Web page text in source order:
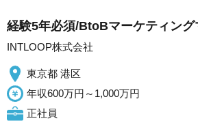
経験5年必須/BtoBマーケティング
INTLOOP株式会社
東京都 港区
年収600万円～1,000万円
正社員